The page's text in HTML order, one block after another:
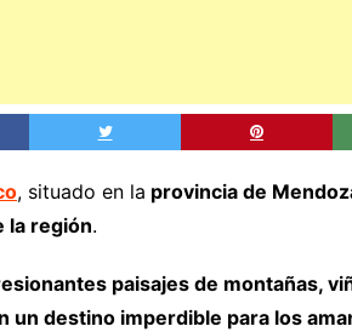
, situado en la provincia de
la región.
paisajes de montañas,
un destino imperdible para los